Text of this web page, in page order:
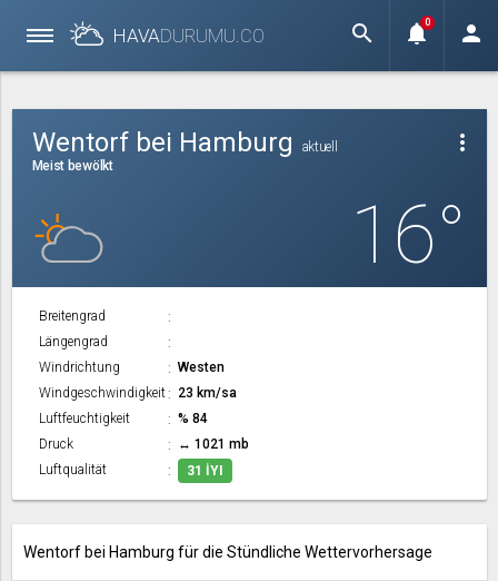
HAVADURUMU.CO search notifications
0 person
more_vert
Wentorf bei Hamburg
aktuell
Meist bewölkt
16°
Breitengrad
Längengrad
Windrichtung
Westen
Windgeschwindigkeit
23 km/sa
Luftfeuchtigkeit
% 84
Druck
↔ 1021 mb
Luftqualität
31 İYI
Wentorf bei Hamburg für die Stündliche Wettervorhersage